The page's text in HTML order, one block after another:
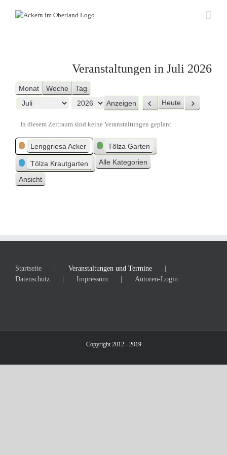
Veranstaltungen in Juli 2026
Monat Woche Tag
Monat
Jahr Zurück
Heute Weiter
In diesem Zeitraum sind keine Veranstaltungen geplant.
Kategorien
Lenggriesa Acker Tölza Garten
Tölza Krautgarten Alle Kategorien
Ansicht
Startseite
Veranstaltungen und Termine
Datenschutz
Impressum Autoren-Login
Copyright 2012 - 2019